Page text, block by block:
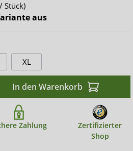
Stück)
aus
XL
In den Warenkorb
Zahlung
Zertifizierter
Shop